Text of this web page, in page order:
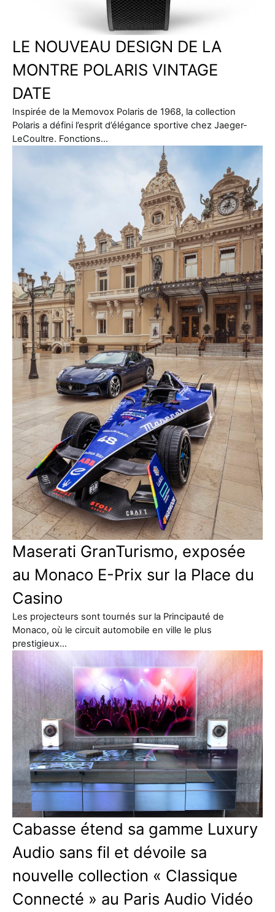
LE NOUVEAU DESIGN DE LA
MONTRE POLARIS VINTAGE
DATE
Inspirée de la Memovox Polaris de 1968, la collection
Polaris a défini l’esprit d’élégance sportive chez Jaeger-
LeCoultre. Fonctions…
Maserati GranTurismo, exposée
au Monaco E-Prix sur la Place du
Casino
Les projecteurs sont tournés sur la Principauté de
Monaco, où le circuit automobile en ville le plus
prestigieux…
Cabasse étend sa gamme Luxury
Audio sans fil et dévoile sa
nouvelle collection « Classique
Connecté » au Paris Audio Vidéo